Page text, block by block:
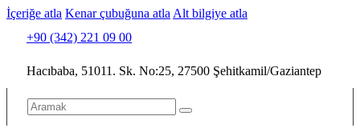
İçeriğe atla Kenar çubuğuna atla Alt bilgiye atla
+90 (342) 221 09 00
Hacıbaba, 51011. Sk. No:25, 27500 Şehitkamil/Gaziantep